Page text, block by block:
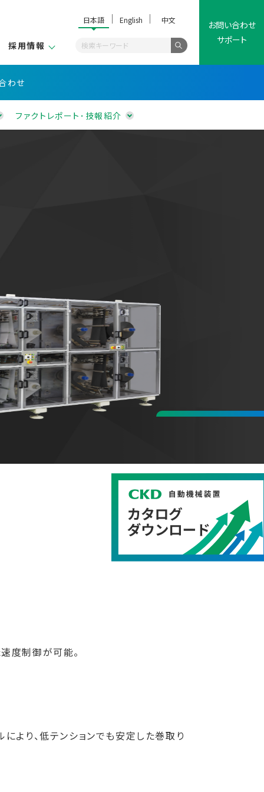
お問い合わせ
サポート
日本語 English 中文
採用情報
わせ
ファクトレポート･技報紹介
度制御が可能。
より、低テンションでも安定した巻取り